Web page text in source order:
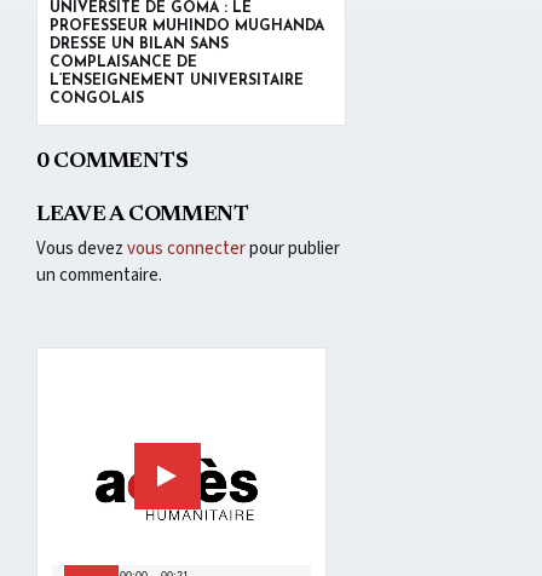
UNIVERSITÉ DE GOMA : LE
PROFESSEUR MUHINDO MUGHANDA
DRESSE UN BILAN SANS
COMPLAISANCE DE
L’ENSEIGNEMENT UNIVERSITAIRE
CONGOLAIS
0 COMMENTS
LEAVE A COMMENT
Vous devezvous connecterpour publier
un commentaire.